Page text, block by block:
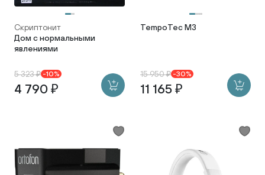
Скриптонит
Дом с нормальными
явлениями
5 323 ₽ -10%
4 790 ₽
TempoTec M3
15 950 ₽ -30%
11 165 ₽